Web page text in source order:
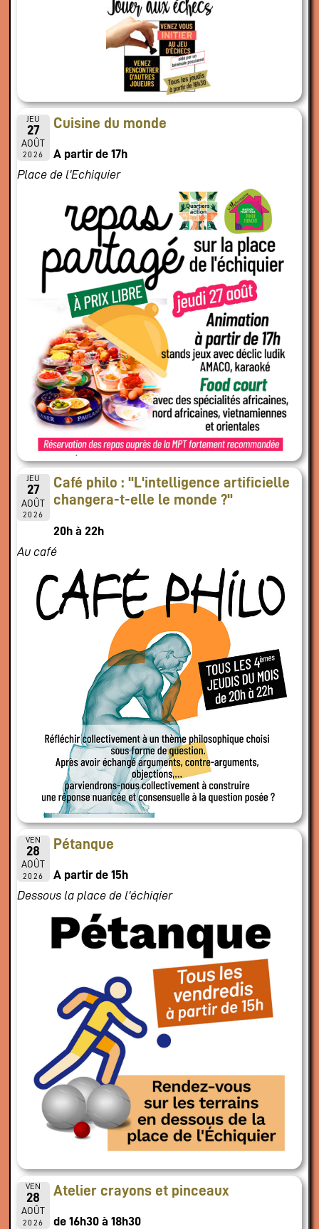
JEU
27
AOÛT
2026
Cuisine du monde
A partir de 17h
Place de l'Echiquier
JEU
27
AOÛT
2026
Café philo : "L'intelligence artificielle
changera-t-elle le monde ?"
20h à 22h
Au café
VEN
28
AOÛT
2026
Pétanque
A partir de 15h
Dessous la place de l'échiqier
VEN
28
AOÛT
2026
Atelier crayons et pinceaux
de 16h30 à 18h30